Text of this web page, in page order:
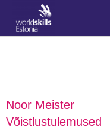
Noor Meister
Võistlustulemused